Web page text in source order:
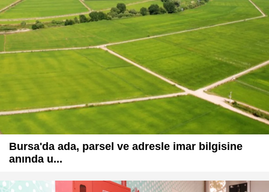
Bursa'da ada, parsel ve adresle imar bilgisine
anında u...